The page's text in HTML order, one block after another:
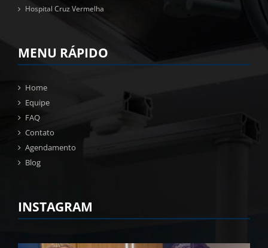
Hospital Cruz Vermelha
MENU RÁPIDO
Home
Equipe
FAQ
Contato
Agendamento
Blog
INSTAGRAM